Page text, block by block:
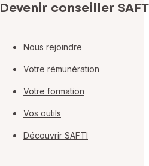
Devenir conseiller
Nous rejoindre
Votre rémunération
Votre formation
Vos outils
Découvrir SAFTI